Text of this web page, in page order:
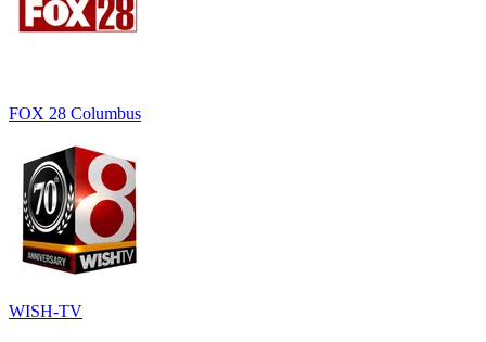
FOX 28 Columbus
WISH-TV